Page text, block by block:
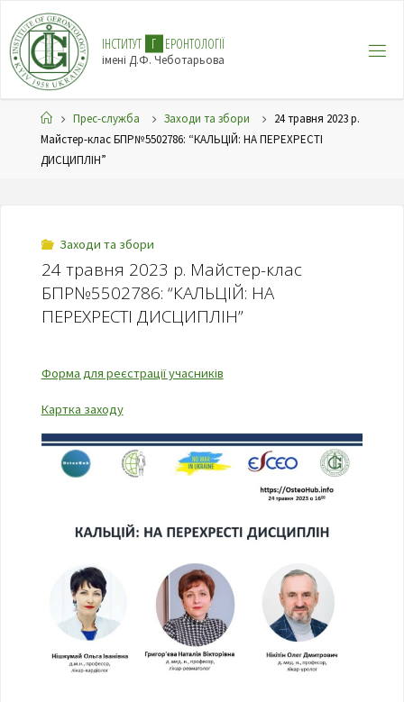
ІНСТИТУТ Г ЕРОНТОЛОГІЇ
імені Д.Ф. Чеботарьова
Прес-служба Заходи та збори
24 травня 2023 р.
Майстер-клас БПР№5502786: “КАЛЬЦІЙ: НА ПЕРЕХРЕСТІ
ДИСЦИПЛІН”
Заходи та збори
24 травня 2023 р. Майстер-клас
БПР№5502786: “КАЛЬЦІЙ: НА
ПЕРЕХРЕСТІ ДИСЦИПЛІН”
Форма для реєстрації учасників
Картка заходу